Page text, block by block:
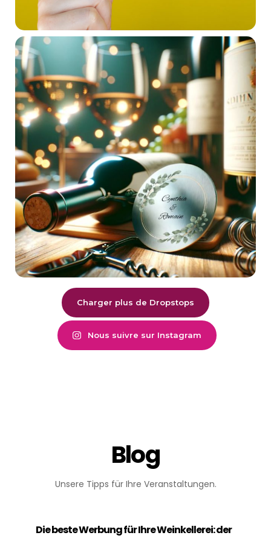
Charger plus de Dropstops
Nous suivre sur Instagram
Blog
Unsere Tipps für Ihre Veranstaltungen.
Die beste Werbung für Ihre Weinkellerei: der